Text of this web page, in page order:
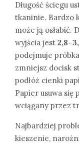
Długość ściegu
tkaninie. Bardzo
może ją osłabić.
wyjścia jest
podejmuje
zmniejsz docisk
podłóż cienki
Papier usuwa się
wciągany przez
Najbardziej
kieszenie,